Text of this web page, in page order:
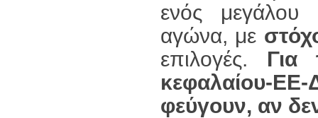
ενός μεγάλου
αγώνα, με
επιλογές. Για
κεφαλαίου-
φεύγουν, αν